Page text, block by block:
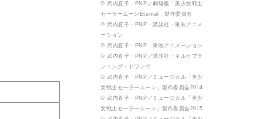
© 武内直子・PNP／劇場版「美少女戦士
セーラームーンEternal」製作委員会
© 武内直子・PNP・講談社・東映アニメ
ーション
© 武内直子・PNP・東映アニメーション
© 武内直子・PNP／講談社・ネルケプラ
ンニング・ドワンゴ
© 武内直子・PNP／ミュージカル「美少
女戦士セーラームーン」製作委員会2014
© 武内直子・PNP／ミュージカル「美少
女戦士セーラームーン」製作委員会2015